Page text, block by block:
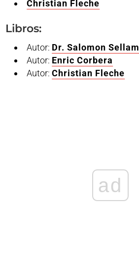
Christian Fleche
Libros:
Autor: Dr. Salomon Sellam
Autor: Enric Corbera
Autor:Christian Fleche
ad